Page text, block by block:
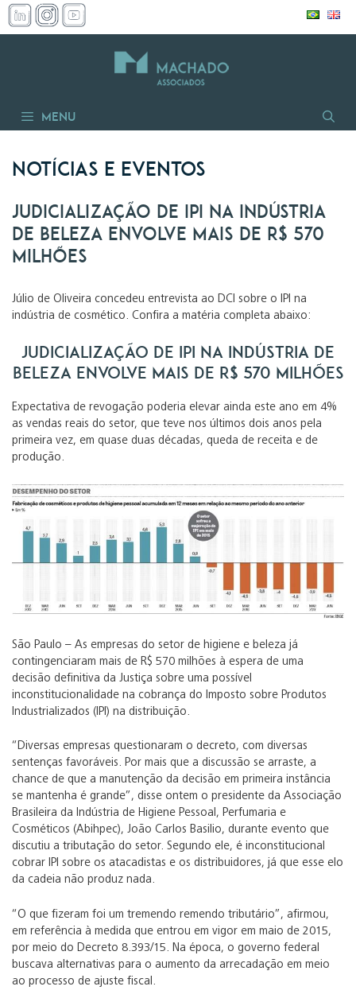
Pular
para
Menu
Notícias e Eventos
Judicialização de IPI na indústria
de beleza envolve mais de R$ 570
milhões
Júlio de Oliveira concedeu entrevista ao DCI sobre o IPI na
indústria de cosmético. Confira a matéria completa abaixo:
Judicialização de IPI na indústria de
beleza envolve mais de R$ 570 milhões
Expectativa de revogação poderia elevar ainda este ano em 4%
as vendas reais do setor, que teve nos últimos dois anos pela
primeira vez, em quase duas décadas, queda de receita e de
produção.
São Paulo – As empresas do setor de higiene e beleza já
contingenciaram mais de R$ 570 milhões à espera de uma
decisão definitiva da Justiça sobre uma possível
inconstitucionalidade na cobrança do Imposto sobre Produtos
Industrializados (IPI) na distribuição.
“Diversas empresas questionaram o decreto, com diversas
sentenças favoráveis. Por mais que a discussão se arraste, a
chance de que a manutenção da decisão em primeira instância
se mantenha é grande”, disse ontem o presidente da Associação
Brasileira da Indústria de Higiene Pessoal, Perfumaria e
Cosméticos (Abihpec), João Carlos Basilio, durante evento que
discutiu a tributação do setor. Segundo ele, é inconstitucional
cobrar IPI sobre os atacadistas e os distribuidores, já que esse elo
da cadeia não produz nada.
“O que fizeram foi um tremendo remendo tributário”, afirmou,
em referência à medida que entrou em vigor em maio de 2015,
por meio do Decreto 8.393/15. Na época, o governo federal
buscava alternativas para o aumento da arrecadação em meio
ao processo de ajuste fiscal.